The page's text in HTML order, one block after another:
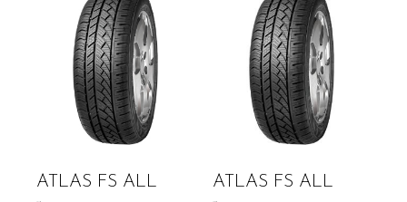
ATLAS FS ALL ATLAS FS ALL